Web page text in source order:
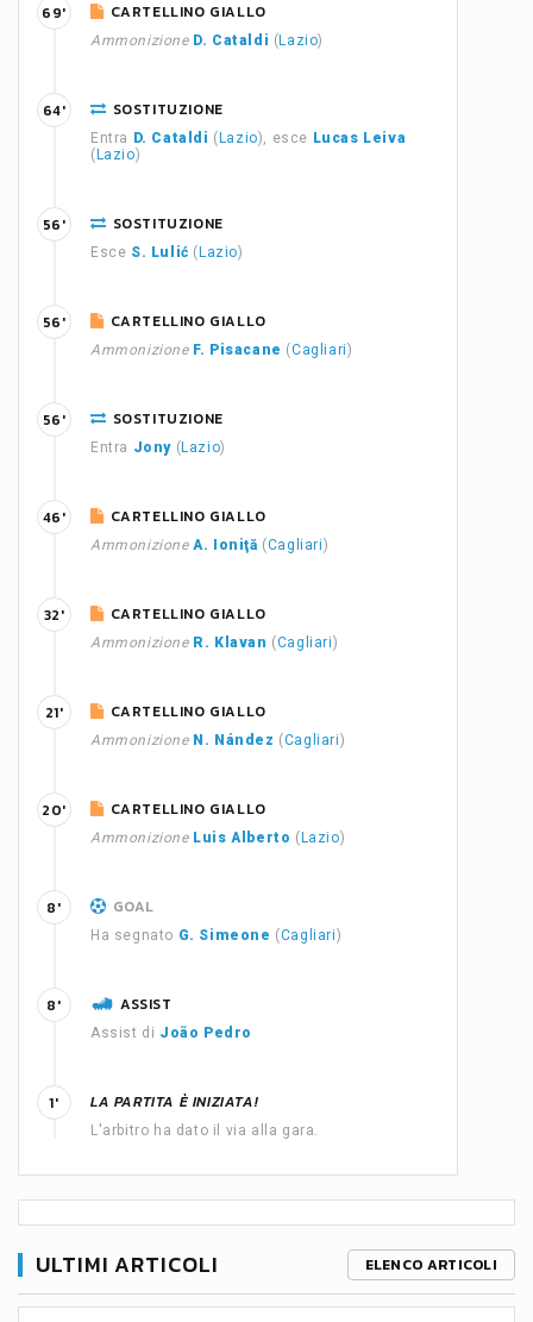
CARTELLINO GIALLO
Ammonizione D. Cataldi ( Lazio)
69'
SOSTITUZIONE
Entra D. Cataldi ( Lazio), esce Lucas Leiva
( Lazio)
64'
SOSTITUZIONE
Esce S. Lulić ( Lazio)
56'
CARTELLINO GIALLO
Ammonizione F. Pisacane (Cagliari)
56'
SOSTITUZIONE
Entra Jony ( Lazio)
56'
CARTELLINO GIALLO
Ammonizione A. Ioniţă (Cagliari)
46'
CARTELLINO GIALLO
Ammonizione R. Klavan (Cagliari)
32'
CARTELLINO GIALLO
Ammonizione N. Nández (Cagliari)
21'
CARTELLINO GIALLO
Ammonizione Luis Alberto ( Lazio)
20'
GOAL
Ha segnato G. Simeone (Cagliari)
8'
ASSIST
Assist di João Pedro
8'
LA PARTITA È INIZIATA!
L'arbitro ha dato il via alla gara.
1'
ULTIMI ARTICOLI ELENCO ARTICOLI